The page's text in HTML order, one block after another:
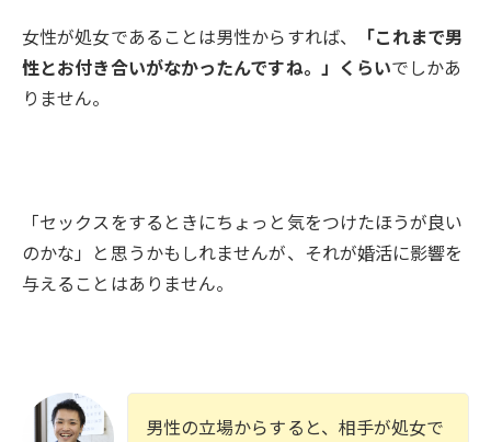
女性が処女であることは男性からすれば、
「これまで男
性とお付き合いがなかったんですね。」くらいでしかあ
りません。
「セックスをするときにちょっと気をつけたほうが良い
のかな」と思うかもしれませんが、それが婚活に影響を
与えることはありません。
男性の立場からすると、相手が処女で